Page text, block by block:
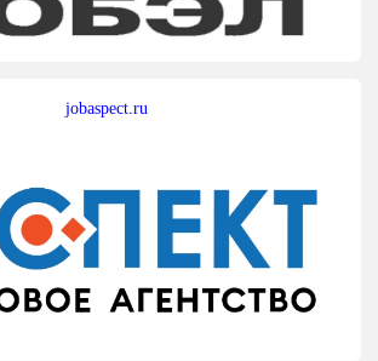
jobaspect.ru